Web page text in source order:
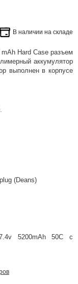
В наличии на складе
Hard Case разъем
аккумулятор
выполнен в корпусе
(Deans)
5200mAh 50C с